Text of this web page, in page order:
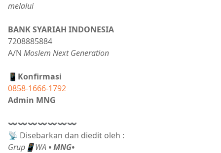
melalui
BANK SYARIAH INDONESIA
7208885884
A/N Moslem Next Generation
📱Konfirmasi
0858-1666-1792
Admin MNG
〰〰〰〰〰〰〰
📡 Disebarkan dan diedit oleh :
Grup📱WA • MNG•